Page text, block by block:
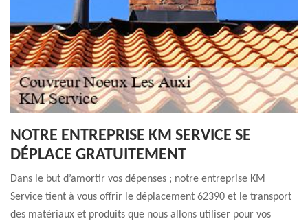
NOTRE ENTREPRISE KM SERVICE SE
DÉPLACE GRATUITEMENT
Dans le but d’amortir vos dépenses ; notre entreprise KM
Service tient à vous offrir le déplacement 62390 et le transport
des matériaux et produits que nous allons utiliser pour vos